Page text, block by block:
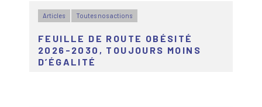
Articles Toutes nos actions
FEUILLE DE ROUTE OBÉSITÉ
2026-2030, TOUJOURS MOINS
D’ÉGALITÉ